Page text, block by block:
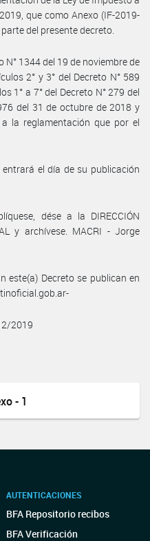
que como Anexo (IF-2019-
del presente decreto.
N° 1344 del 19 de noviembre de
2° y 3° del Decreto N° 589
1° a 7° del Decreto N° 279 del
del 31 de octubre de 2018 y
la reglamentación que por el
entrará el día de su publicación
dése a la DIRECCIÓN
y archívese. MACRI - Jorge
este(a) Decreto se publican en
2019
- 1
AUTENTICACIONES
BFA Repositorio recibos
BFA Verificación